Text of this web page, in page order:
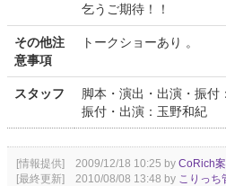
乞うご期待！！
その他注
意事項
トークショーあり 。
スタッフ
脚本・演出・出演・振
振付・出演：玉野和紀
[情報提供] 2009/12/18 10:25 by CoRich
[最終更新] 2010/08/08 13:48 by こりっち